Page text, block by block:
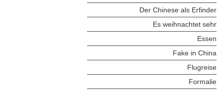
Der Chinese als Erfinder
Es weihnachtet sehr
Essen
Fake in China
Flugreise
Formalie